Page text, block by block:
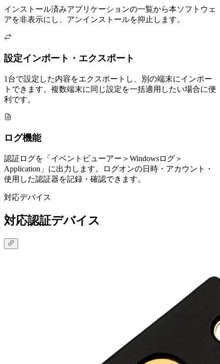
インストール済みアプリケーションの一覧から本ソフトウェ
アを非表示にし、アンインストールを抑止します。
設定インポート・エクスポート
1台で設定した内容をエクスポートし、別の端末にインポー
トできます。複数端末に同じ設定を一括適用したい場合に便
利です。
ログ機能
認証ログを「イベントビューアー＞Windowsログ＞
Application」に出力します。ログオンの日時・アカウント・
使用した認証器を記録・確認できます。
対応デバイス
対応認証デバイス